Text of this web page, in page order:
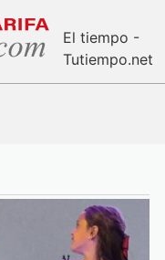
El tiempo -
Tutiempo.net